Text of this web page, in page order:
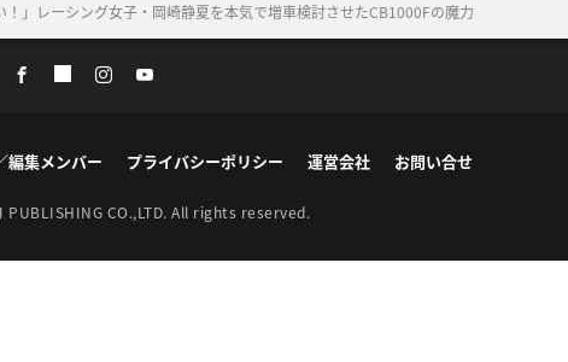
！」レーシング女子・岡崎静夏を本気で増車検討させたCB1000Fの魔力
編集メンバー プライバシーポリシー 運営会社 お問い合せ
PUBLISHING CO.,LTD. All rights reserved.